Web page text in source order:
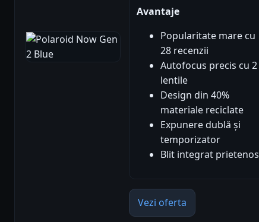
Avantaje
Popularitate mare cu
28 recenzii
Autofocus precis cu 2
lentile
Design din 40%
materiale reciclate
Expunere dublă și
temporizator
Blit integrat prietenos
Vezi oferta